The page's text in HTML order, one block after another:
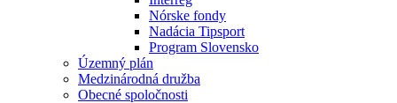
Nórske fondy
Nadácia Tipsport
Program Slovensko
Územný plán
Medzinárodná družba
Obecné spoločnosti